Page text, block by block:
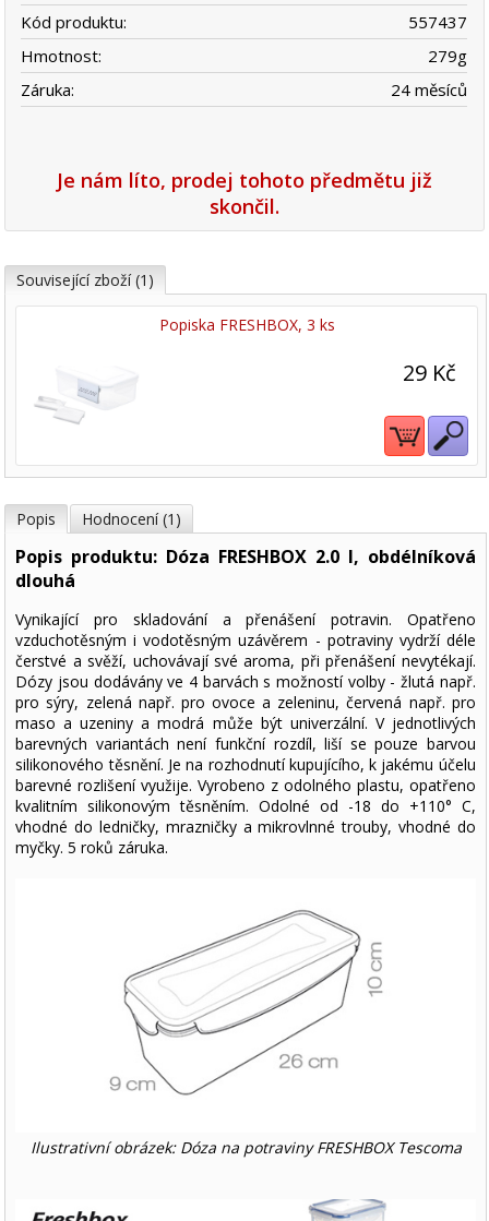
Kód produktu:
557437
Hmotnost:
279g
Záruka:
24 měsíců
Je nám líto, prodej tohoto předmětu již
skončil.
Související zboží (1)
Popiska FRESHBOX, 3 ks
29 Kč
Popis Hodnocení (1)
Popis produktu: Dóza FRESHBOX 2.0 l, obdélníková
dlouhá
Vynikající pro skladování a přenášení potravin. Opatřeno
vzduchotěsným i vodotěsným uzávěrem - potraviny vydrží déle
čerstvé a svěží, uchovávají své aroma, při přenášení nevytékají.
Dózy jsou dodávány ve 4 barvách s možností volby - žlutá např.
pro sýry, zelená např. pro ovoce a zeleninu, červená např. pro
maso a uzeniny a modrá může být univerzální. V jednotlivých
barevných variantách není funkční rozdíl, liší se pouze barvou
silikonového těsnění. Je na rozhodnutí kupujícího, k jakému účelu
barevné rozlišení využije. Vyrobeno z odolného plastu, opatřeno
kvalitním silikonovým těsněním. Odolné od -18 do +110° C,
vhodné do ledničky, mrazničky a mikrovlnné trouby, vhodné do
myčky. 5 roků záruka.
Ilustrativní obrázek: Dóza na potraviny FRESHBOX Tescoma